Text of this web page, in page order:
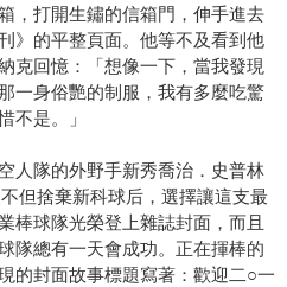
，打開生鏽的信箱門，伸手進去
》的平整頁面。他等不及看到他
克回憶：「想像一下，當我發現
一身俗艷的制服，我有多麼吃驚
不是。」
人隊的外野手新秀喬治．史普林
但捨棄新科球后，選擇讓這支最
棒球隊光榮登上雜誌封面，而且
隊總有一天會成功。正在揮棒的
的封面故事標題寫著：歡迎二○一